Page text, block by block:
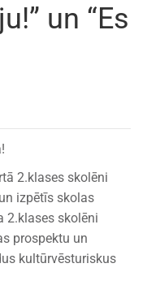
un “Es
2.klases skolēni
izpētīs skolas
2.klases skolēni
prospektu un
kultūrvēsturiskus